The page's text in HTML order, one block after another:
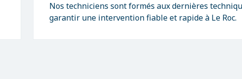
Nos techniciens sont formés aux dernières
garantir une intervention fiable et rapide à Le Roc.